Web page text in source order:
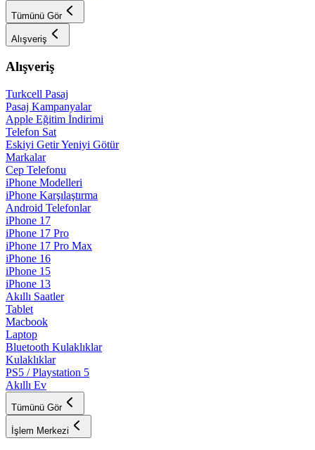
Tümünü Gör
Alışveriş
Alışveriş
Turkcell Pasaj
Pasaj Kampanyalar
Apple Eğitim İndirimi
Telefon Sat
Eskiyi Getir Yeniyi Götür
Markalar
Cep Telefonu
iPhone Modelleri
iPhone Karşılaştırma
Android Telefonlar
iPhone 17
iPhone 17 Pro
iPhone 17 Pro Max
iPhone 16
iPhone 15
iPhone 13
Akıllı Saatler
Tablet
Macbook
Laptop
Bluetooth Kulaklıklar
Kulaklıklar
PS5 / Playstation 5
Akıllı Ev
Tümünü Gör
İşlem Merkezi